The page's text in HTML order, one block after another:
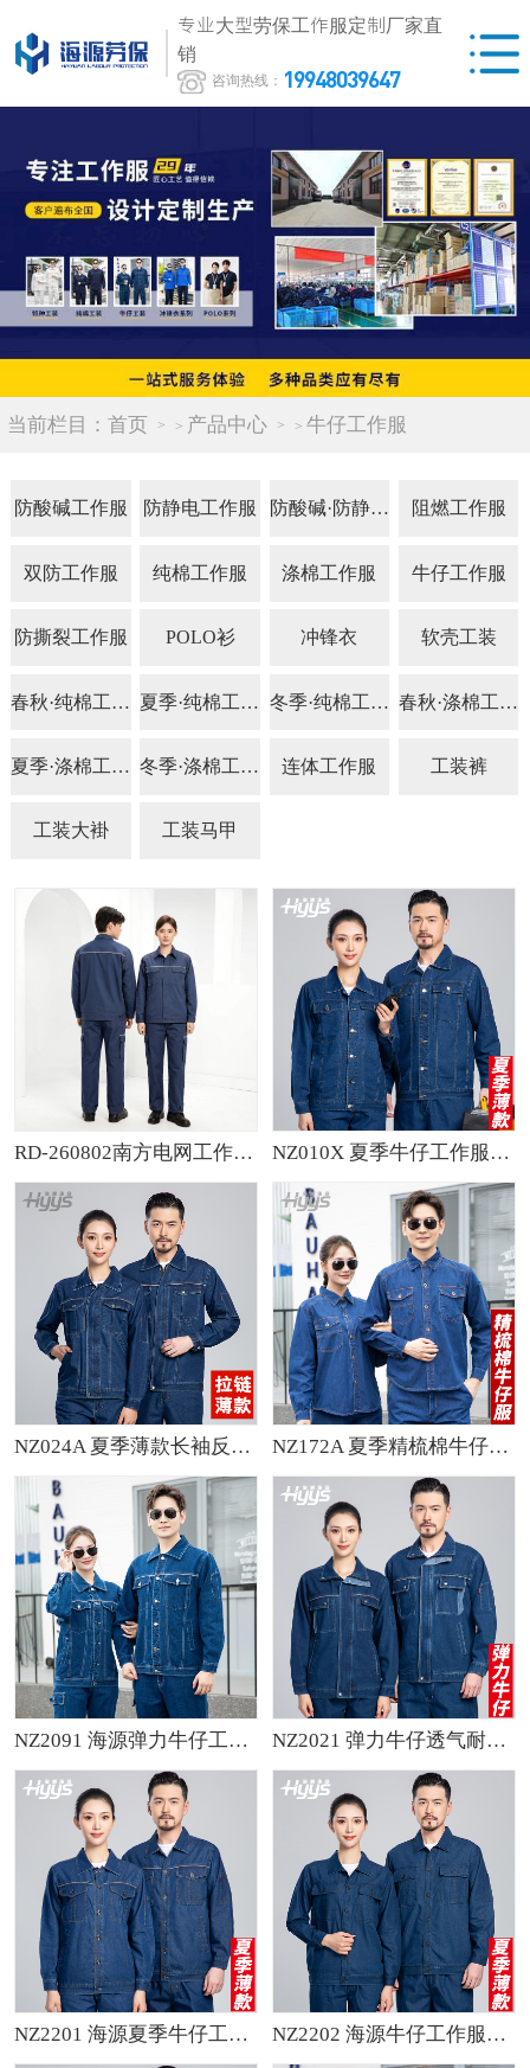
专业大型劳保工作服定制厂家直
销
咨询热线： 19948039647
当前栏目： 首页 > 产品中心 > 牛仔工作服
防酸碱工作服 防静电工作服 防酸碱·防静电服 阻燃工作服
双防工作服 纯棉工作服 涤棉工作服 牛仔工作服
防撕裂工作服 POLO衫 冲锋衣 软壳工装
春秋·纯棉工作服 夏季·纯棉工作服 冬季·纯棉工作服 春秋·涤棉工作服
夏季·涤棉工作服 冬季·涤棉工作服 连体工作服 工装裤
工装大褂 工装马甲
RD-260802南方电网工作服套装 NZ010X 夏季牛仔工作服定制男耐磨长袖薄款定印绣字制电焊车间汽修劳保服
NZ024A 夏季薄款长袖反光绳拉链牛仔工作服定制套装男电焊工机修劳保服 NZ172A 夏季精梳棉牛仔工作服定制加厚长袖薄款吸湿透气焊工电工劳保服
NZ2091 海源弹力牛仔工作服定制男耐磨纯棉电焊防烫焊工电工汽修劳保服 NZ2021 弹力牛仔透气耐磨工作服套装男电焊工机修防烫劳保服定制可印绣字
NZ2201 海源夏季牛仔工作服定制男反光长袖薄款电焊工厂车间工装劳保服 NZ2202 海源牛仔工作服套装定做长袖薄款耐磨耐脏工人工厂车间劳保服